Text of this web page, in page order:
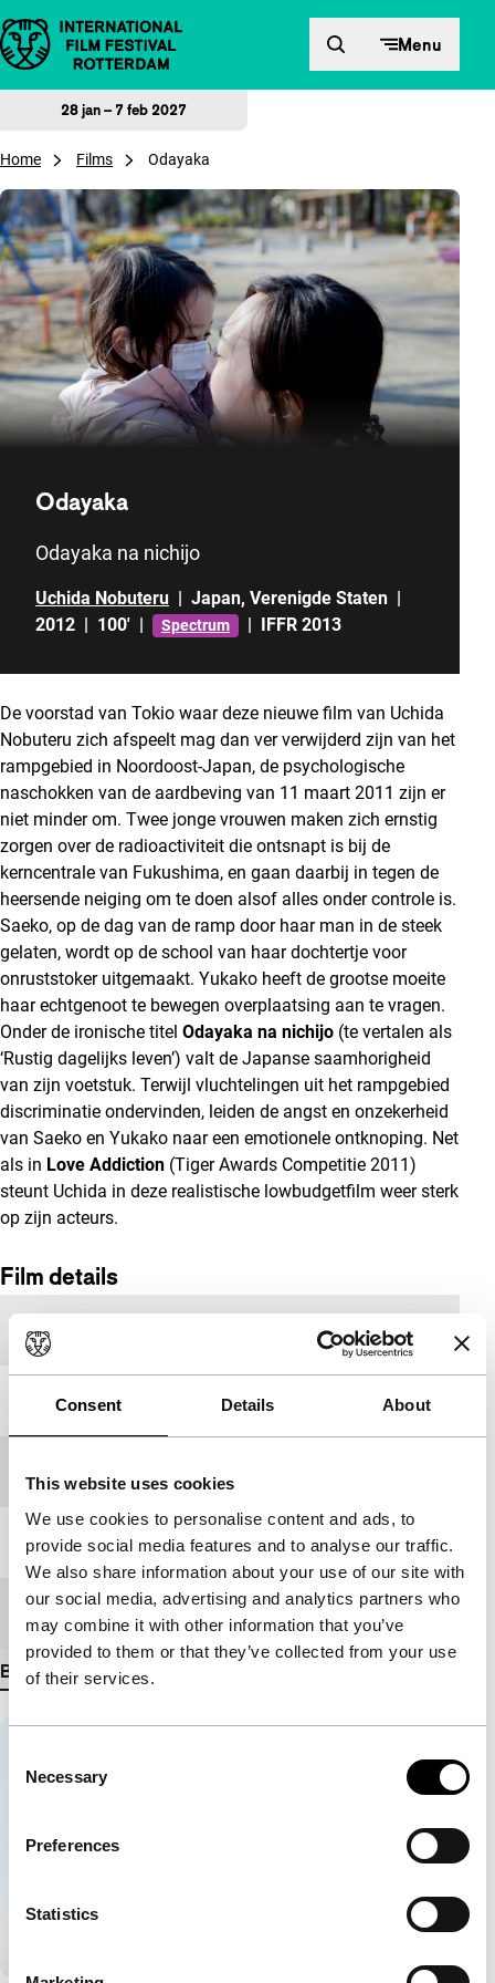
Consent Details About
This website uses cookies
We use cookies to personalise content and ads, to
provide social media features and to analyse our traffic.
We also share information about your use of our site with
our social media, advertising and analytics partners who
may combine it with other information that you’ve
provided to them or that they’ve collected from your use
of their services.
Selection
Necessary
Preferences
Statistics
Direct naar inhoud Menu
28 jan – 7 feb 2027
Home Films Odayaka
Odayaka
Odayaka na nichijo
Uchida Nobuteru | Japan, Verenigde Staten |
2012 | 100' | Spectrum | IFFR 2013
De voorstad van Tokio waar deze nieuwe film van Uchida
Nobuteru zich afspeelt mag dan ver verwijderd zijn van het
rampgebied in Noordoost-Japan, de psychologische
naschokken van de aardbeving van 11 maart 2011 zijn er
niet minder om. Twee jonge vrouwen maken zich ernstig
zorgen over de radioactiviteit die ontsnapt is bij de
kerncentrale van Fukushima, en gaan daarbij in tegen de
heersende neiging om te doen alsof alles onder controle is.
Saeko, op de dag van de ramp door haar man in de steek
gelaten, wordt op de school van haar dochtertje voor
onruststoker uitgemaakt. Yukako heeft de grootse moeite
haar echtgenoot te bewegen overplaatsing aan te vragen.
Onder de ironische titel Odayaka na nichijo (te vertalen als
‘Rustig dagelijks leven’) valt de Japanse saamhorigheid
van zijn voetstuk. Terwijl vluchtelingen uit het rampgebied
discriminatie ondervinden, leiden de angst en onzekerheid
van Saeko en Yukako naar een emotionele ontknoping. Net
als in Love Addiction (Tiger Awards Competitie 2011)
steunt Uchida in deze realistische lowbudgetfilm weer sterk
op zijn acteurs.
Film details
Productielanden Verenigde Staten
Jaar
Lengte 100'
Medium/Formaat
Bekijk meer details